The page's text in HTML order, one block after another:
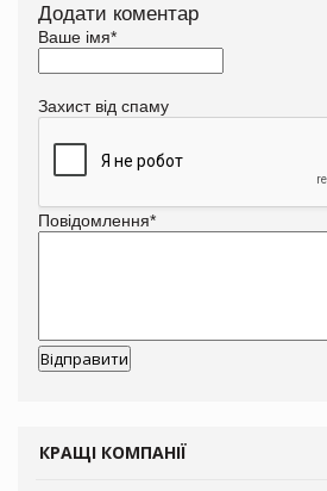
Додати коментар
Ваше імя*
Захист від спаму
Повідомлення*
КРАЩІ КОМПАНІЇ